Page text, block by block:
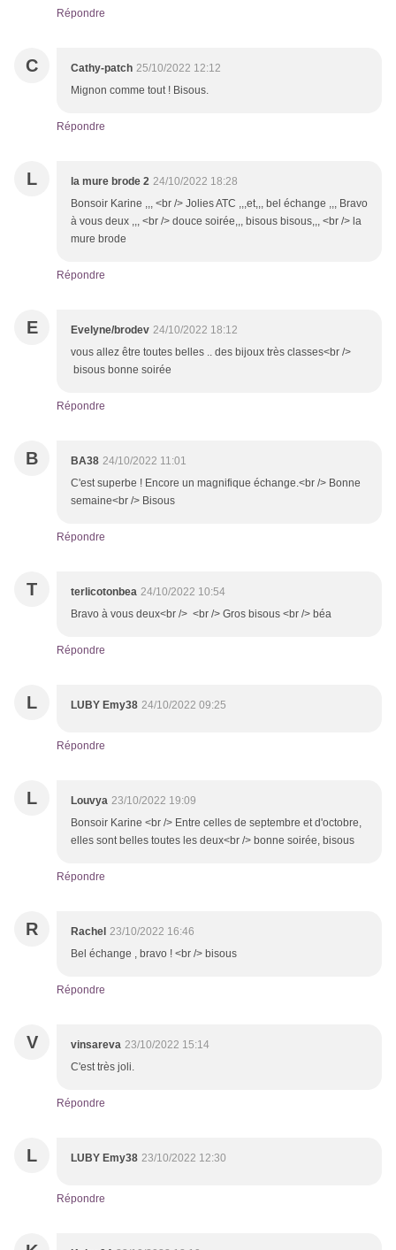
Répondre
C Cathy-patch 25/10/2022 12:12
Mignon comme tout ! Bisous.
Répondre
L la mure brode 2 24/10/2022 18:28
Bonsoir Karine ,,, <br /> Jolies ATC ,,,et,,, bel échange ,,, Bravo
à vous deux ,,, <br /> douce soirée,,, bisous bisous,,, <br /> la
mure brode
Répondre
E Evelyne/brodev 24/10/2022 18:12
vous allez être toutes belles .. des bijoux très classes<br />
bisous bonne soirée
Répondre
B BA38 24/10/2022 11:01
C'est superbe ! Encore un magnifique échange.<br /> Bonne
semaine<br /> Bisous
Répondre
T terlicotonbea 24/10/2022 10:54
Bravo à vous deux<br /> <br /> Gros bisous <br /> béa
Répondre
L LUBY Emy38 24/10/2022 09:25
Répondre
L Louvya 23/10/2022 19:09
Bonsoir Karine <br /> Entre celles de septembre et d'octobre,
elles sont belles toutes les deux<br /> bonne soirée, bisous
Répondre
R Rachel 23/10/2022 16:46
Bel échange , bravo ! <br /> bisous
Répondre
V vinsareva 23/10/2022 15:14
C'est très joli.
Répondre
L LUBY Emy38 23/10/2022 12:30
Répondre